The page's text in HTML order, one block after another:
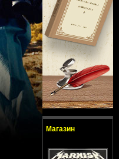
Магазин